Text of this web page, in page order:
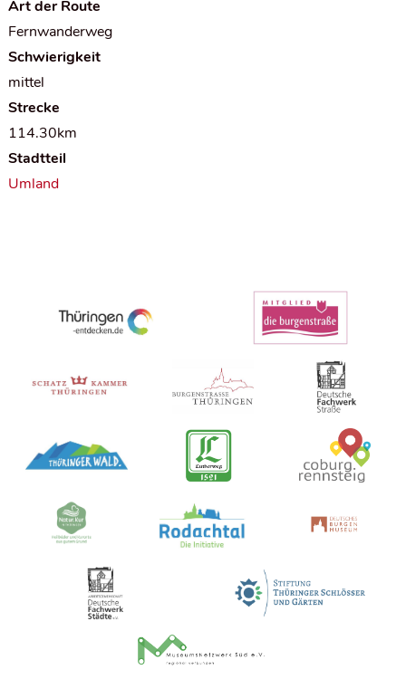
Art der Route
Fernwanderweg
Schwierigkeit
mittel
Strecke
114.30km
Stadtteil
Umland